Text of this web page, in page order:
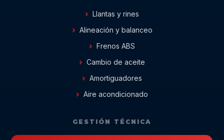
Llantas y rines
Alineación y balanceo
Frenos ABS
Cambio de aceite
Amortiguadores
Aire acondicionado
GESTIÓN TÉCNICA